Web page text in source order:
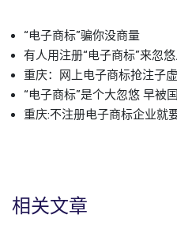
“电子商标”骗你没商量
有人用注册“电子商标”来忽
重庆：网上电子商标抢注子
“电子商标”是个大忽悠 早被
重庆:不注册电子商标企业就
相关文章